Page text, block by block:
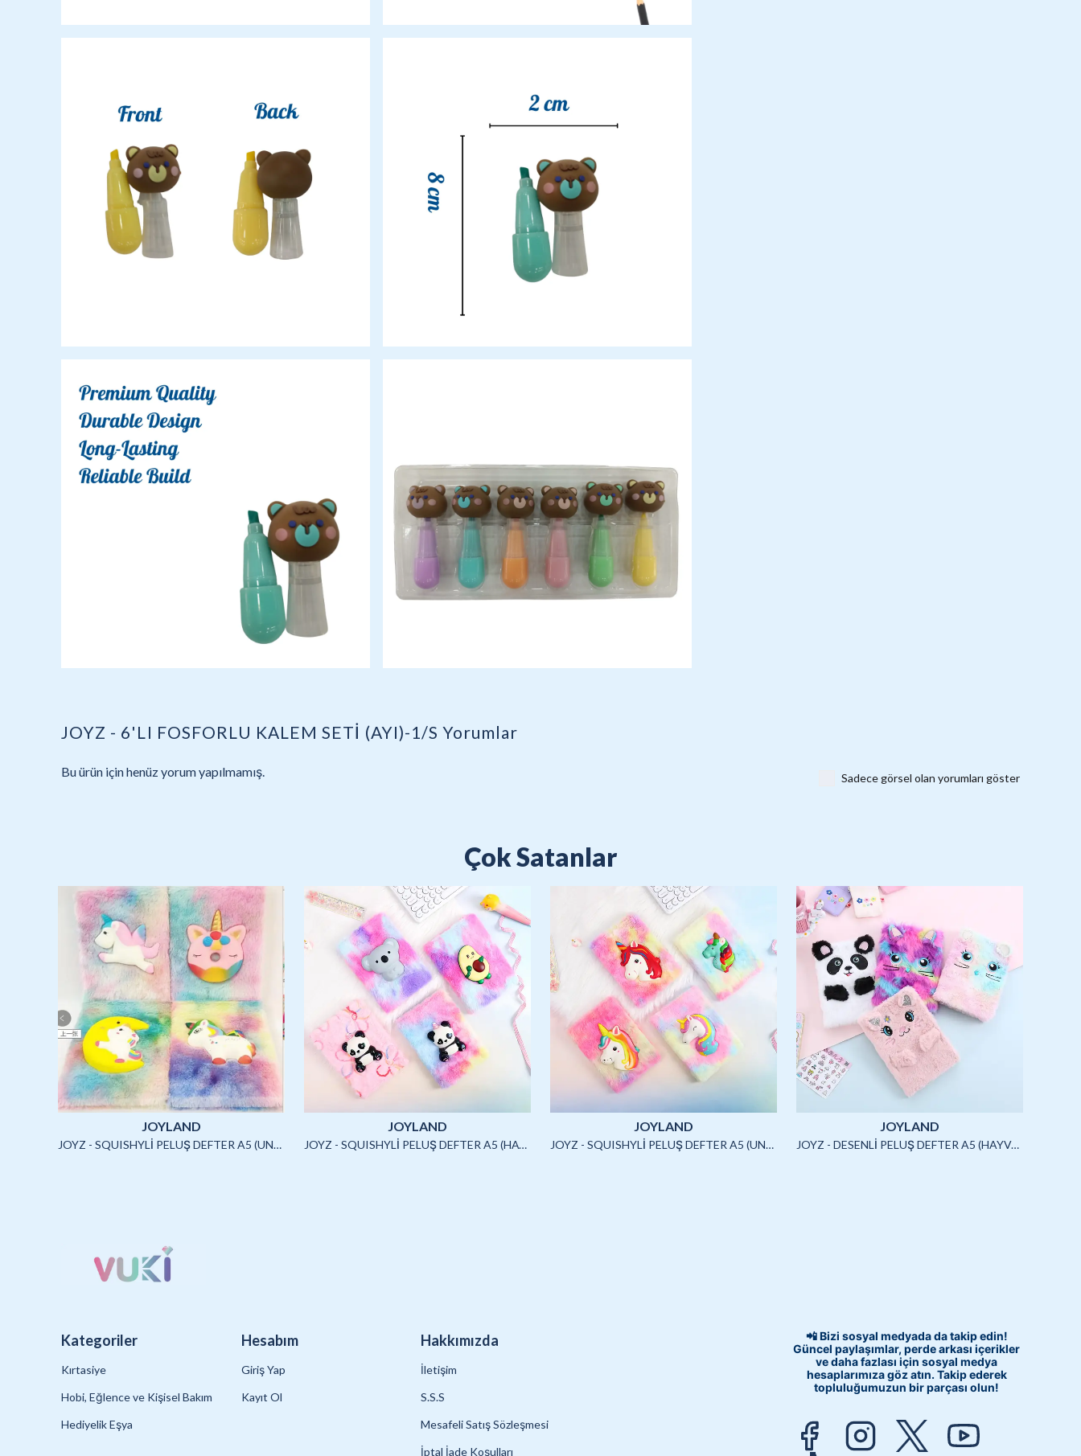
JOYZ - 6'LI FOSFORLU KALEM SETİ (AYI)-1/S Yorumlar
Bu ürün için henüz yorum yapılmamış. Sadece görsel olan yorumları göster
Çok Satanlar
JOYLAND
JOYZ - SQUISHYLİ PELUŞ DEFTER A5 (UNICORN2)-4/S
JOYLAND
JOYZ - SQUISHYLİ PELUŞ DEFTER A5 (HAYVANLAR)-4/S
JOYLAND
JOYZ - SQUISHYLİ PELUŞ DEFTER A5 (UNICORN)-4/S
JOYLAND
JOYZ - DESENLİ PELUŞ DEFTER A5 (HAYVANLAR)-3/S
Kategoriler
Kırtasiye
Hobi, Eğlence ve Kişisel Bakım
Hediyelik Eşya
Hesabım
Giriş Yap
Kayıt Ol
Hakkımızda
İletişim
S.S.S
Mesafeli Satış Sözleşmesi
İptal İade Koşulları
📲 Bizi sosyal medyada da takip edin!
Güncel paylaşımlar, perde arkası içerikler
ve daha fazlası için sosyal medya
hesaplarımıza göz atın. Takip ederek
topluluğumuzun bir parçası olun!